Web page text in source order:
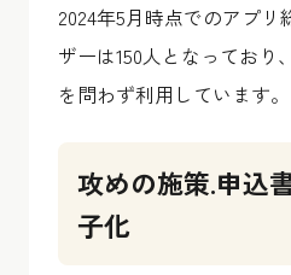
2024年5月時点でのアプリ
ザーは150人となっており
を問わず利用しています。
攻めの施策.申込
子化